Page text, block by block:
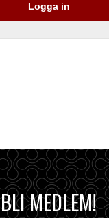
Logga in
BLI MEDLEM!